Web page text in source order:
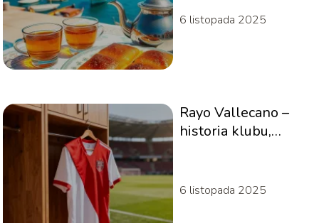
6 listopada 2025
Rayo Vallecano –
historia klubu,
6 listopada 2025